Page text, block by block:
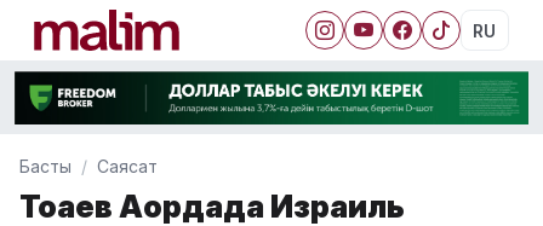
RU
Басты Саясат
Тоқаев Ақордада Израиль